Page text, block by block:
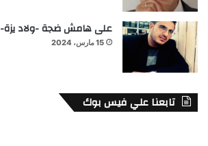
على هامش ضجة -ولاد يزة-
15 مارس، 2024
تابعنا علي فيس بوك